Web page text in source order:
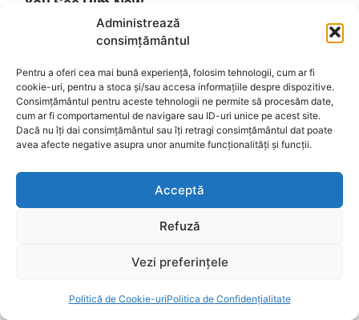
Administrează
consimțământul
Pentru a oferi cea mai bună experiență, folosim tehnologii, cum ar fi
cookie-uri, pentru a stoca și/sau accesa informațiile despre dispozitive.
Consimțământul pentru aceste tehnologii ne permite să procesăm date,
cum ar fi comportamentul de navigare sau ID-uri unice pe acest site.
Dacă nu îți dai consimțământul sau îți retragi consimțământul dat poate
avea afecte negative asupra unor anumite funcționalități și funcții.
Acceptă
Refuză
Vezi preferințele
Politică de Cookie-uriPolitica de Confidențialitate